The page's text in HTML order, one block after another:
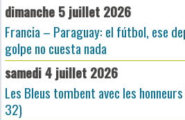
dimanche 5 juillet 2026
Francia – Paraguay: el fútbol, ese
golpe no cuesta nada
samedi 4 juillet 2026
Les Bleus tombent avec les
32)